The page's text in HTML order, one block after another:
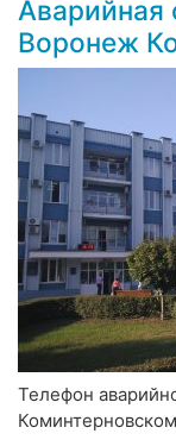
Аварийная
Воронеж
Телефон